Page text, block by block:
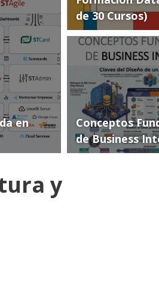
en
de 30 Cursos)
Conceptos
de Business
y